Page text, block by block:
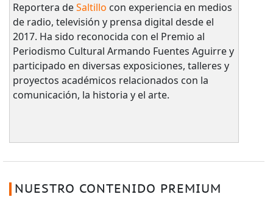
Reportera deSaltillo con experiencia en medios
de radio, televisión y prensa digital desde el
2017. Ha sido reconocida con el Premio al
Periodismo Cultural Armando Fuentes Aguirre y
participado en diversas exposiciones, talleres y
proyectos académicos relacionados con la
comunicación, la historia y el arte.
NUESTRO CONTENIDO PREMIUM